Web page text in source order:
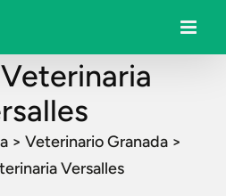
> Veterinario Granada >
Versalles